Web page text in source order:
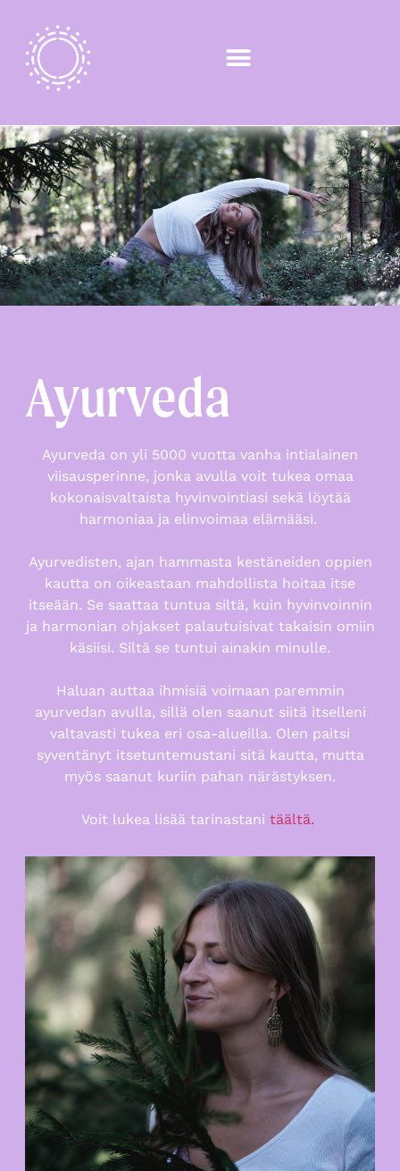
Ayurveda
Ayurveda on yli 5000 vuotta vanha intialainen
viisausperinne, jonka avulla voit tukea omaa
kokonaisvaltaista hyvinvointiasi sekä löytää
harmoniaa ja elinvoimaa elämääsi.
Ayurvedisten, ajan hammasta kestäneiden oppien
kautta on oikeastaan mahdollista hoitaa itse
itseään. Se saattaa tuntua siltä, kuin hyvinvoinnin
ja harmonian ohjakset palautuisivat takaisin omiin
käsiisi. Siltä se tuntui ainakin minulle.
Haluan auttaa ihmisiä voimaan paremmin
ayurvedan avulla, sillä olen saanut siitä itselleni
valtavasti tukea eri osa-alueilla. Olen paitsi
syventänyt itsetuntemustani sitä kautta, mutta
myös saanut kuriin pahan närästyksen.
Voit lukea lisää tarinastani täältä.